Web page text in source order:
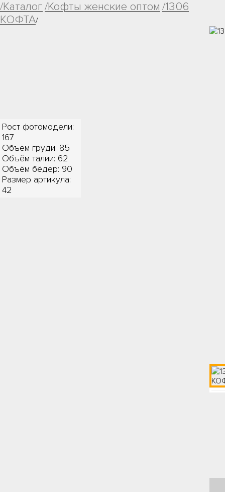
/Каталог/Кофты женские оптом /1306
КОФТА/
Рост фотомодели:
167
Объём груди: 85
Объём талии: 62
Объём бёдер: 90
Размер артикула:
42